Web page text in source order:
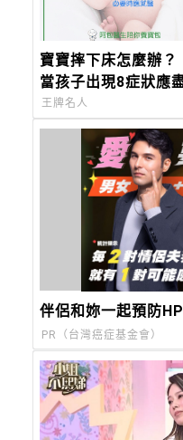
寶寶摔下床怎麼辦？
當孩子出現8症狀應
王牌名人
伴侶和妳一起預防
PR（台灣癌症基金會）